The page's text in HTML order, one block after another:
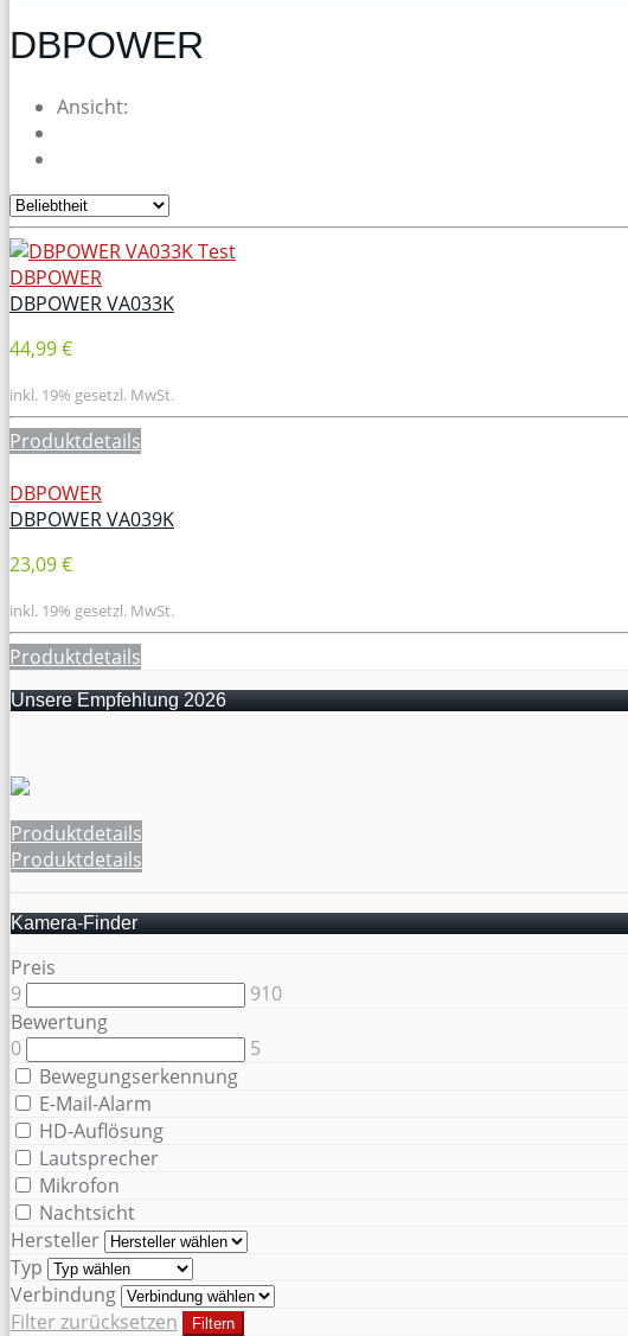
DBPOWER
Ansicht:
DBPOWER
DBPOWER VA033K
44,99 €
inkl. 19% gesetzl. MwSt.
Produktdetails
DBPOWER
DBPOWER VA039K
23,09 €
inkl. 19% gesetzl. MwSt.
Produktdetails
Unsere Empfehlung 2026
Produktdetails
Produktdetails
Kamera-Finder
Preis
9
910
Bewertung
0
5
Bewegungserkennung
E-Mail-Alarm
HD-Auflösung
Lautsprecher
Mikrofon
Nachtsicht
Hersteller
Typ
Verbindung
Filter zurücksetzen
Filtern